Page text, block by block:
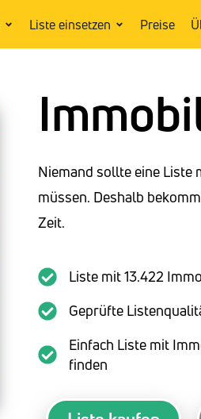
Liste einsetzen Preise
Niemand sollte eine
müssen. Deshalb
Zeit.
Liste mit 13.422
Geprüfte
Einfach Liste mit
finden